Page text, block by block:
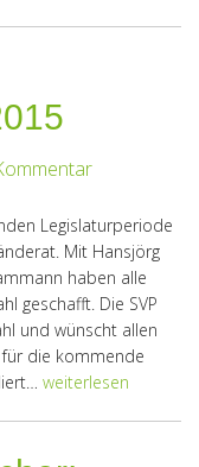
Legislaturperiode
Mit Hansjörg
haben alle
geschafft. Die SVP
und wünscht allen
für die kommende
weiterlesen